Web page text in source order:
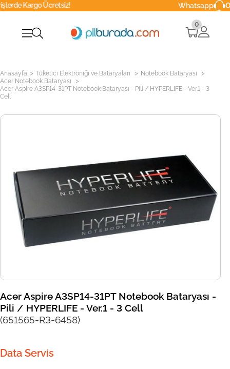
0216 629
0
Anasayfa > Tüketici Elektroniği ve Bataryaları > Notebook Bataryası >
Acer Notebook Bataryası >
Acer Aspire A3SP14-31PT Notebook Bataryası - Pili / HYPERLIFE - Ver.1 - 3
Cell
Acer Aspire A3SP14-31PT Notebook Bataryası -
Pili / HYPERLIFE - Ver.1 - 3 Cell
(651565-R3-6458)
Data Servis